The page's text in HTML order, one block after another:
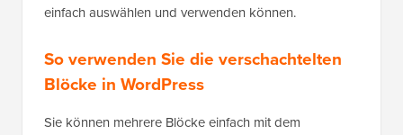
einfach auswählen und verwenden können.
So verwenden Sie die verschachtelten
Blöcke in WordPress
Sie können mehrere Blöcke einfach mit dem